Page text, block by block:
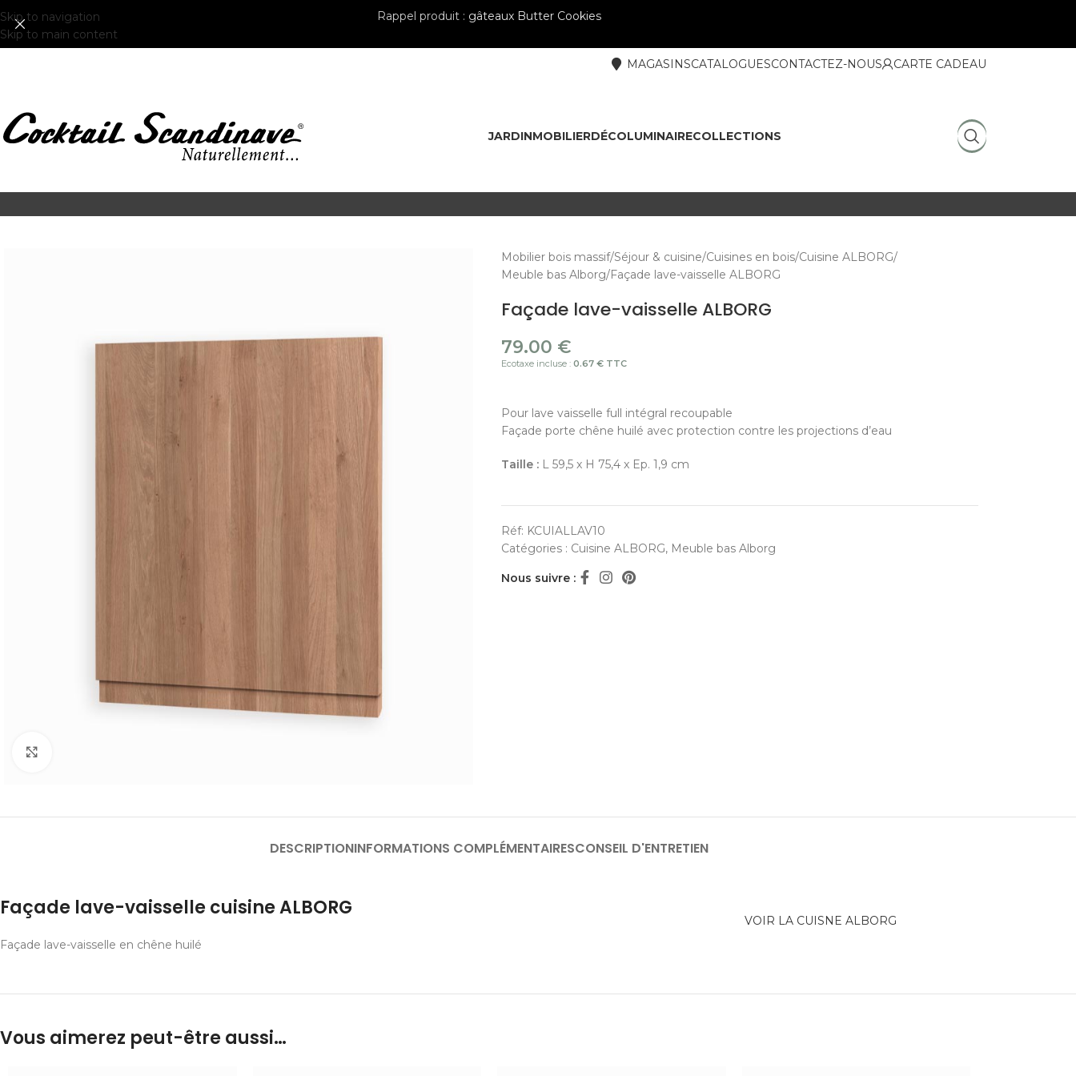
Skip to navigation
Skip to main content
Rappel produit : gâteaux Butter Cookies
MAGASINSCATALOGUESCONTACTEZ-NOUS CARTE CADEAU
JARDINMOBILIERDÉCOLUMINAIRECOLLECTIONS
Mobilier bois massif Séjour & cuisine Cuisines en bois Cuisine ALBORG
Meuble bas Alborg Façade lave-vaisselle ALBORG
Façade lave-vaisselle ALBORG
79.00 €
Ecotaxe incluse :0.67 € TTC
Pour lave vaisselle full intégral recoupable
Façade porte chêne huilé avec protection contre les projections d’eau
Taille :L 59,5 x H 75,4 x Ep. 1,9 cm
Réf: KCUIALLAV10
Catégories : Cuisine ALBORG, Meuble bas Alborg
Nous suivre :
DESCRIPTIONINFORMATIONS COMPLÉMENTAIRESCONSEIL D'ENTRETIEN
Façade lave-vaisselle cuisine ALBORG
Façade lave-vaisselle en chêne huilé
VOIR LA CUISNE ALBORG
Vous aimerez peut-être aussi…